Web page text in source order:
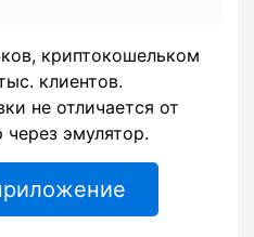
криптокошельком
клиентов.
не отличается от
эмулятор.